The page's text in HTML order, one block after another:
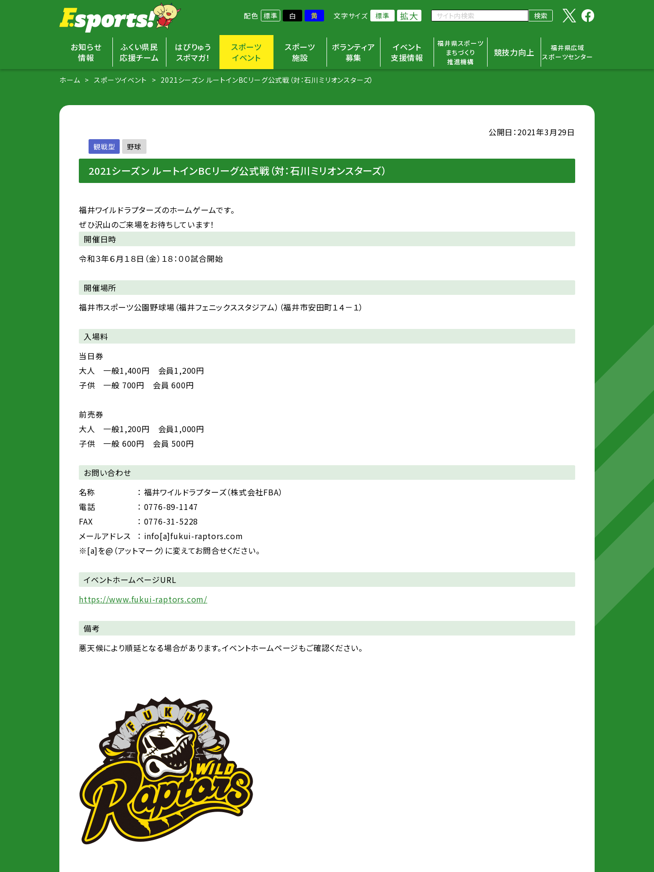
配色 標準 白 黄 文字サイズ 標準 拡大
お知らせ
情報
ふくい県民
応援チーム
はぴりゅう
スポマガ！
スポーツ
イベント
スポーツ
施設
ボランティア
募集
イベント
支援情報
福井県スポーツ
まちづくり
推進機構
競技力向上
福井県広域
スポーツセンター
ホーム スポーツイベント 2021シーズン ルートインBCリーグ公式戦（対：石川ミリオンスターズ）
公開日：2021年3月29日
観戦型 野球
2021シーズン ルートインBCリーグ公式戦（対：石川ミリオンスターズ）
福井ワイルドラプターズのホームゲームです。
ぜひ沢山のご来場をお待ちしています！
開催日時
令和３年６月１８日（金）１８：００試合開始
開催場所
福井市スポーツ公園野球場（福井フェニックススタジアム）（福井市安田町１４－１）
入場料
当日券
大人 一般1,400円 会員1,200円
子供 一般 700円 会員 600円
前売券
大人 一般1,200円 会員1,000円
子供 一般 600円 会員 500円
お問い合わせ
名称
： 福井ワイルドラプターズ（株式会社FBA）
電話
： 0776-89-1147
FAX
： 0776-31-5228
メールアドレス
： info[a]fukui-raptors.com
※[a]を@（アットマーク）に変えてお問合せください。
イベントホームページURL
https://www.fukui-raptors.com/
備考
悪天候により順延となる場合があります。イベントホームページもご確認ください。